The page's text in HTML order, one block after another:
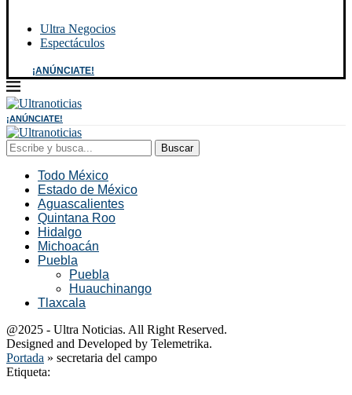
Ultra Negocios
Espectáculos
¡ANÚNCIATE!
¡ANÚNCIATE!
Buscar
Todo México
Estado de México
Aguascalientes
Quintana Roo
Hidalgo
Michoacán
Puebla
Puebla
Huauchinango
Tlaxcala
@2025 - Ultra Noticias. All Right Reserved.
Designed and Developed by Telemetrika.
Portada » secretaria del campo
Etiqueta: